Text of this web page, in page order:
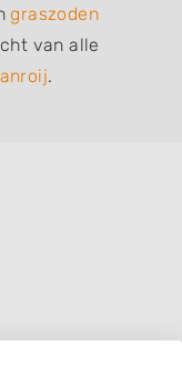
graszoden
van alle
.